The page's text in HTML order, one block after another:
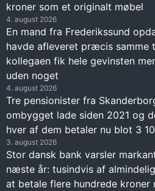
kroner som et originalt møbel
4. august 2026
En mand fra Frederikssund
havde afleveret præcis
kollegaen fik hele gevinsten
uden noget
4. august 2026
Tre pensionister fra
ombygget lade siden 2021 og
hver af dem betaler nu blot 3
3. august 2026
Stor dansk bank varsler
næste år: tusindvis af
at betale flere hundrede kroner